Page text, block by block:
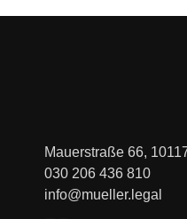
Mauerstraße 66,
030 206 436 810
info@mueller.legal